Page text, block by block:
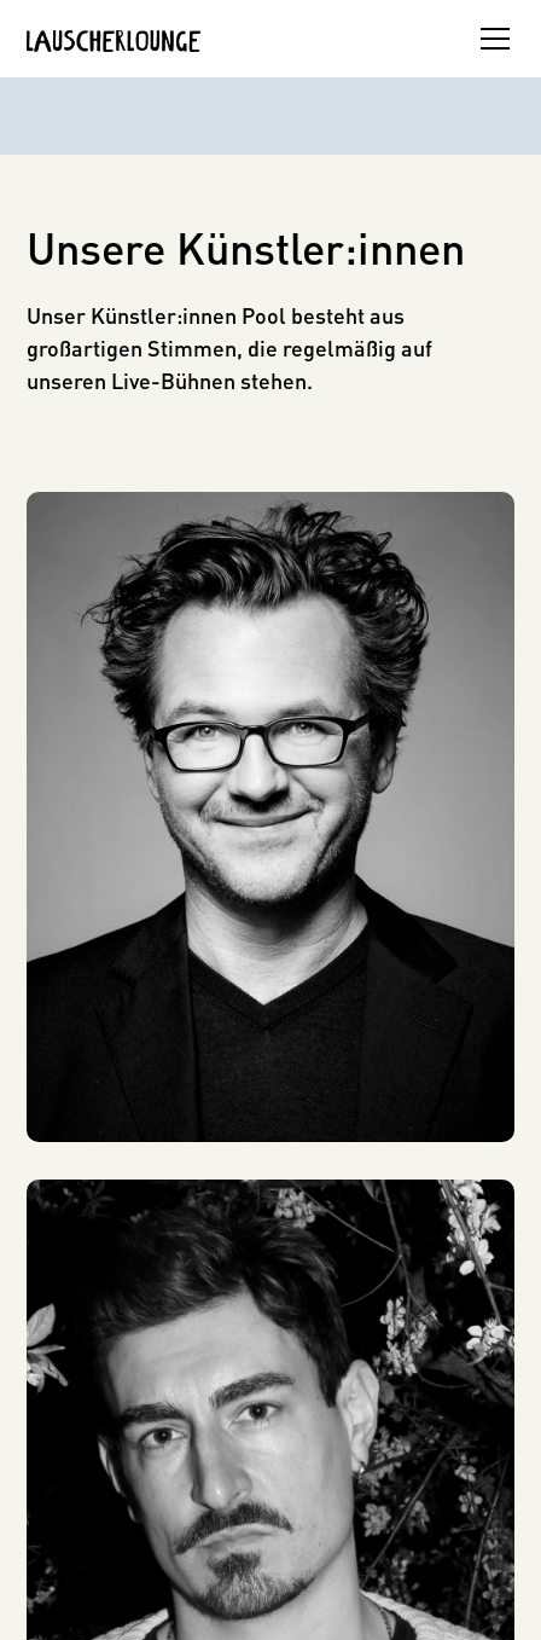
Unsere Künstler:innen
Unser Künstler:innen Pool besteht aus
großartigen Stimmen, die regelmäßig auf
unseren Live-Bühnen stehen.
Amaralina Schmidt
Andreas Fröhlich